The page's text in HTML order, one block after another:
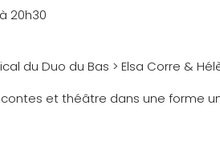
20h30
du Duo du Bas > Elsa Corre &
et théâtre dans une forme